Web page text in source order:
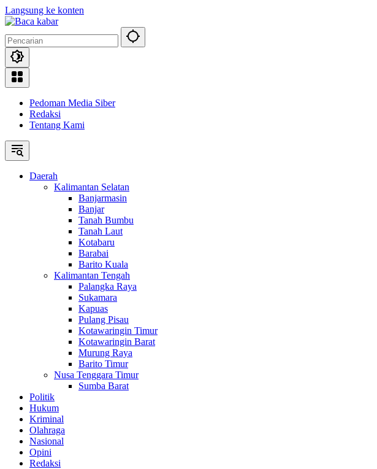
Langsung ke konten
Pedoman Media Siber
Redaksi
Tentang Kami
Daerah
Kalimantan Selatan
Banjarmasin
Banjar
Tanah Bumbu
Tanah Laut
Kotabaru
Barabai
Barito Kuala
Kalimantan Tengah
Palangka Raya
Sukamara
Kapuas
Pulang Pisau
Kotawaringin Timur
Kotawaringin Barat
Murung Raya
Barito Timur
Nusa Tenggara Timur
Sumba Barat
Politik
Hukum
Kriminal
Olahraga
Nasional
Opini
Redaksi